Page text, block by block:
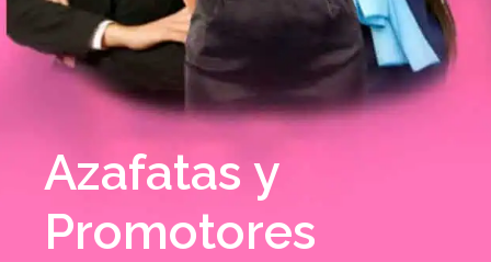
Azafatas y
Promotores